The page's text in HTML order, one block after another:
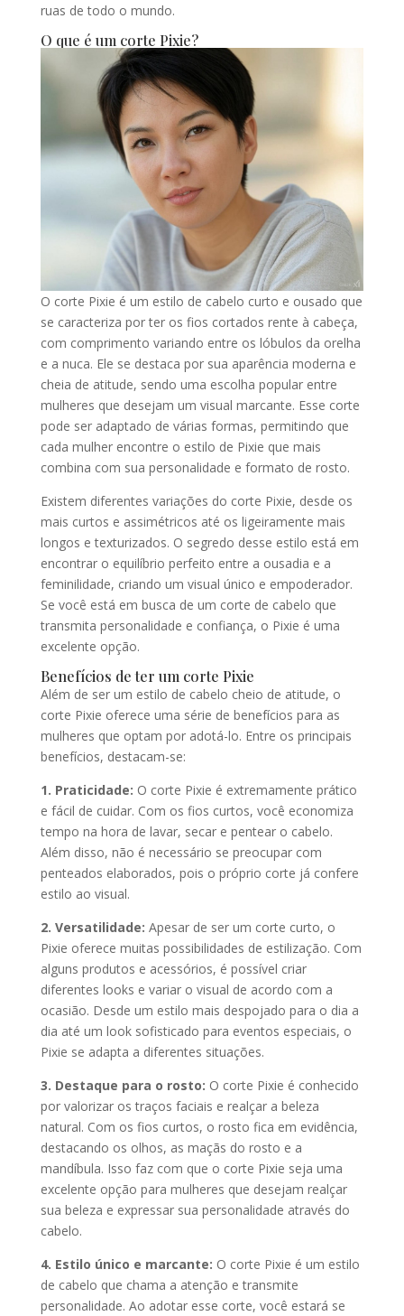
ruas de todo o mundo.
O que é um corte Pixie?
O corte Pixie é um estilo de cabelo curto e ousado que
se caracteriza por ter os fios cortados rente à cabeça,
com comprimento variando entre os lóbulos da orelha
e a nuca. Ele se destaca por sua aparência moderna e
cheia de atitude, sendo uma escolha popular entre
mulheres que desejam um visual marcante. Esse corte
pode ser adaptado de várias formas, permitindo que
cada mulher encontre o estilo de Pixie que mais
combina com sua personalidade e formato de rosto.
Existem diferentes variações do corte Pixie, desde os
mais curtos e assimétricos até os ligeiramente mais
longos e texturizados. O segredo desse estilo está em
encontrar o equilíbrio perfeito entre a ousadia e a
feminilidade, criando um visual único e empoderador.
Se você está em busca de um corte de cabelo que
transmita personalidade e confiança, o Pixie é uma
excelente opção.
Benefícios de ter um corte Pixie
Além de ser um estilo de cabelo cheio de atitude, o
corte Pixie oferece uma série de benefícios para as
mulheres que optam por adotá-lo. Entre os principais
benefícios, destacam-se:
1. Praticidade: O corte Pixie é extremamente prático
e fácil de cuidar. Com os fios curtos, você economiza
tempo na hora de lavar, secar e pentear o cabelo.
Além disso, não é necessário se preocupar com
penteados elaborados, pois o próprio corte já confere
estilo ao visual.
2. Versatilidade: Apesar de ser um corte curto, o
Pixie oferece muitas possibilidades de estilização. Com
alguns produtos e acessórios, é possível criar
diferentes looks e variar o visual de acordo com a
ocasião. Desde um estilo mais despojado para o dia a
dia até um look sofisticado para eventos especiais, o
Pixie se adapta a diferentes situações.
3. Destaque para o rosto: O corte Pixie é conhecido
por valorizar os traços faciais e realçar a beleza
natural. Com os fios curtos, o rosto fica em evidência,
destacando os olhos, as maçãs do rosto e a
mandíbula. Isso faz com que o corte Pixie seja uma
excelente opção para mulheres que desejam realçar
sua beleza e expressar sua personalidade através do
cabelo.
4. Estilo único e marcante: O corte Pixie é um estilo
de cabelo que chama a atenção e transmite
personalidade. Ao adotar esse corte, você estará se